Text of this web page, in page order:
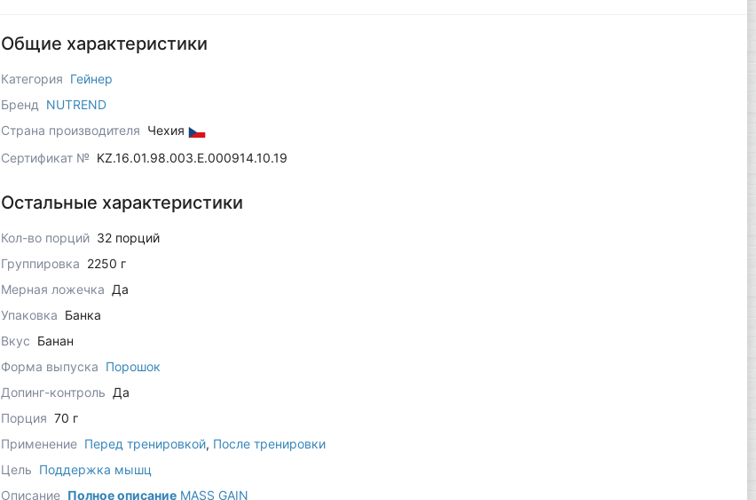
Общие характеристики
Категория Гейнер
Бренд
NUTREND
Страна производителя Чехия
Сертификат № KZ.16.01.98.003.Е.000914.10.19
Остальные характеристики
Кол-во порций 32 порций
Группировка 2250 г
Мерная ложечка Да
Упаковка Банка
Вкус Банан
Форма выпуска Порошок
Допинг-контроль Да
Порция 70 г
Применение Перед тренировкой, После тренировки
Цель Поддержка мышц
Описание Полное описаниеMASS GAIN